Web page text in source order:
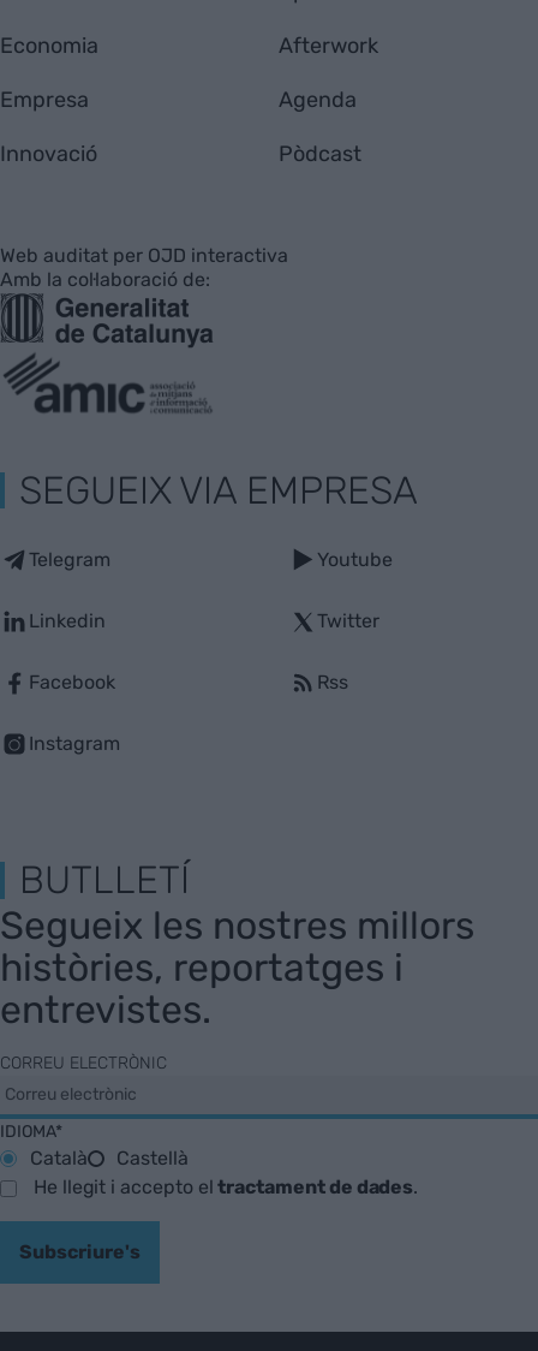
Economia
Empresa
Innovació
Afterwork
Agenda
Pòdcast
Web auditat per OJD interactiva
Amb la col·laboració de:
SEGUEIX VIA EMPRESA
Telegram
Linkedin
Facebook
Instagram
Youtube
Twitter
Rss
BUTLLETÍ
Segueix les nostres millors
històries, reportatges i
entrevistes.
CORREU ELECTRÒNIC
IDIOMA*
Català
Castellà
He llegit i accepto eltractament de dades.
Subscriure's